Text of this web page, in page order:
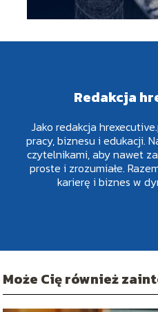
Redakcja
Jako redakcja
pracy, biznesu i edukacji.
czytelnikami, aby nawet
proste i zrozumiałe.
karierę i biznes w
Może Cię również